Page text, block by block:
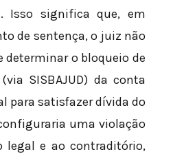
Isso significa que, em
de sentença, o juiz não
determinar o bloqueio de
SISBAJUD) da conta
para satisfazer dívida do
uma violação
legal e ao contraditório,